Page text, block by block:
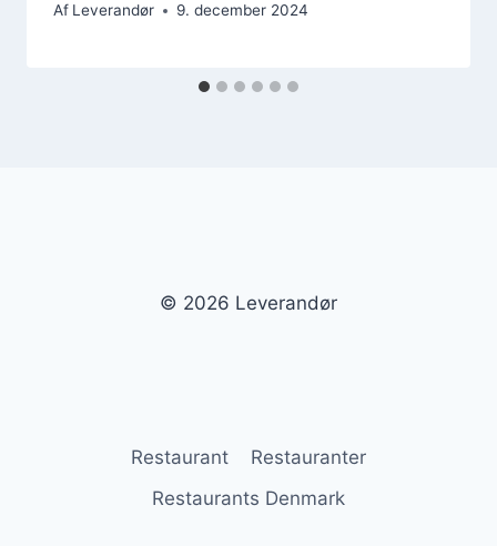
Af Leverandør 9. december 2024
© 2026 Leverandør
Restaurant
Restauranter
Restaurants Denmark